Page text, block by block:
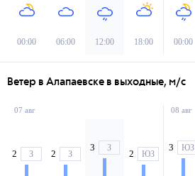
00:00 06:00 12:00 18:00 00:00
Ветер в Алапаевске в выходные, м/с
07 авг
2 З 2 З
3 З
2 ЮЗ
08 авг
3 ЮЗ